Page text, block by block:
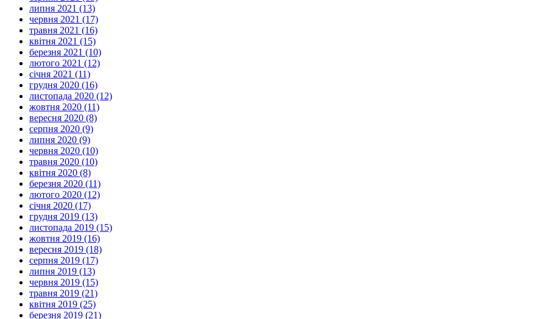
липня 2021 (13)
червня 2021 (17)
травня 2021 (16)
квітня 2021 (15)
березня 2021 (10)
лютого 2021 (12)
січня 2021 (11)
грудня 2020 (16)
листопада 2020 (12)
жовтня 2020 (11)
вересня 2020 (8)
серпня 2020 (9)
липня 2020 (9)
червня 2020 (10)
травня 2020 (10)
квітня 2020 (8)
березня 2020 (11)
лютого 2020 (12)
січня 2020 (17)
грудня 2019 (13)
листопада 2019 (15)
жовтня 2019 (16)
вересня 2019 (18)
серпня 2019 (17)
липня 2019 (13)
червня 2019 (15)
травня 2019 (21)
квітня 2019 (25)
березня 2019 (21)